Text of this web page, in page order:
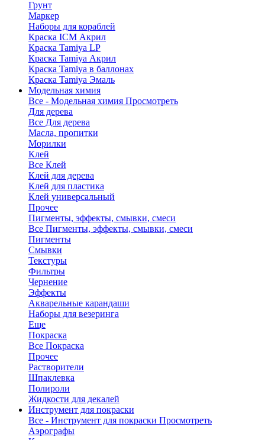
Грунт
Маркер
Наборы для кораблей
Краска ICM Акрил
Краска Tamiya LP
Краска Tamiya Акрил
Краска Tamiya в баллонах
Краска Tamiya Эмаль
Модельная химия
Все - Модельная химия Просмотреть
Для дерева
Все Для дерева
Масла, пропитки
Морилки
Клей
Все Клей
Клей для дерева
Клей для пластика
Клей универсальный
Прочее
Пигменты, эффекты, смывки, смеси
Все Пигменты, эффекты, смывки, смеси
Пигменты
Смывки
Текстуры
Фильтры
Чернение
Эффекты
Акварельные карандаши
Наборы для везеринга
Еще
Покраска
Все Покраска
Прочее
Растворители
Шпаклевка
Полироли
Жидкости для декалей
Инструмент для покраски
Все - Инструмент для покраски Просмотреть
Аэрографы